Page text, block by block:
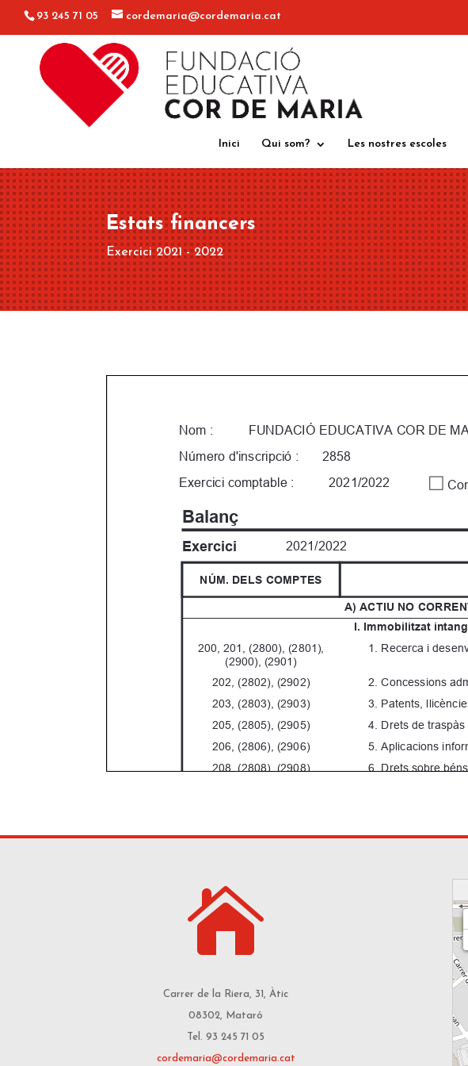
93 245 71 05 cordemaria@cordemaria.cat
Inici Qui som? Les nostres escoles
Estats financers
Exercici 2021 - 2022

Carrer de la Riera, 31, Àtic
08302, Mataró
Tel. 93 245 71 05
cordemaria@cordemaria.cat